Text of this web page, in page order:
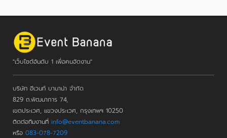
"เว็บไซต์อันดับ 1 เพื่อคนจัดงาน"
บริษัท อีเวนท์ บานาน่า จำกัด
829 ถ.พัฒนาการ 74,
เขตประเวศ, แขวงประเวศ, กรุงเทพฯ 10250
ติดต่อทีมงานที่ info@eventbanana.com
หรือ 083-078-7209